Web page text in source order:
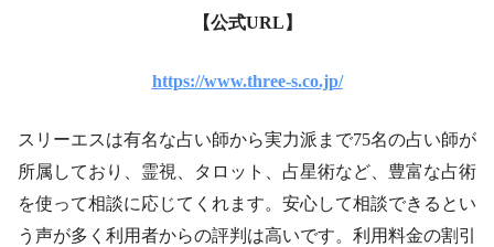
【公式URL】
https://www.three-s.co.jp/
スリーエスは有名な占い師から実力派まで75名の占い師が
所属しており、霊視、タロット、占星術など、豊富な占術
を使って相談に応じてくれます。安心して相談できるとい
う声が多く利用者からの評判は高いです。利用料金の割引